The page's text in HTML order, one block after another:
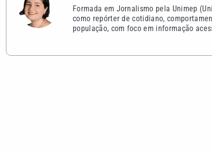
Formada em Jornalismo pela Unimep
como repórter de cotidiano,
população, com foco em informação